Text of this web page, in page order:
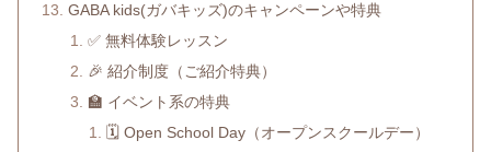
GABA kids(ガバキッズ)のキャンペーンや特典
✅ 無料体験レッスン
🎉 紹介制度（ご紹介特典）
🏫 イベント系の特典
🗓 Open School Day（オープンスクールデー）